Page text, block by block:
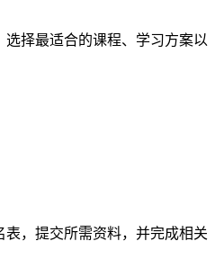
择最适合的课程、学习方案以
，提交所需资料，并完成相关